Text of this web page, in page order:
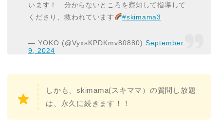
います！ 分からないところを察知して指導して
くださり、救われています
#skimama3
— YOKO (@VyxsKPDKmv80880)September
9, 2024
しかも、skimama(スキママ）の質問し放題
は、永久に続きます！！